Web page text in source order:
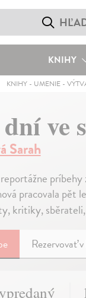
KNIHY
KNIHY - UMENIE -
ve
Sarah
pracovala pět
kritiky,
Rezervovať